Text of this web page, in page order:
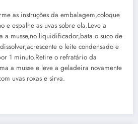
as instruções da embalagem,coloque
e espalhe as uvas sobre ela.Leve a
a musse,no liquidificador,bata o suco de
o leite condensado e
1 minuto.Retire o refratário da
a musse e leve a geladeira novamente
uvas roxas e sirva.